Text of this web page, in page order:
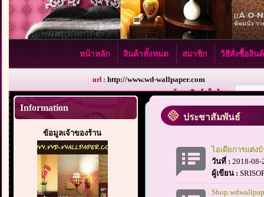
หน้าหลัก สินค้าทั้งหมด สมาชิก วิธีสั่งซื้อสิน
url : http://www.wd-wallpaper.com
ค้นหาสินค้าในร้าน :
Information
ข้อมูลเจ้าของร้าน
ประชาสัมพันธ์
ไอเดียการแต่ง
วันที่ : 2018-
ผู้เขียน :